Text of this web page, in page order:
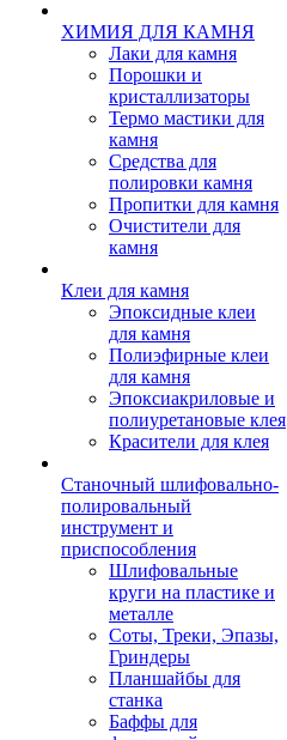
ХИМИЯ ДЛЯ КАМНЯ
Лаки для камня
Порошки и
кристаллизаторы
Термо мастики для
камня
Средства для
полировки камня
Пропитки для камня
Очистители для
камня
Клеи для камня
Эпоксидные клеи
для камня
Полиэфирные клеи
для камня
Эпоксиакриловые и
полиуретановые клея
Красители для клея
Станочный шлифовально-
полировальный
инструмент и
приспособления
Шлифовальные
круги на пластике и
металле
Соты, Треки, Эпазы,
Гриндеры
Планшайбы для
станка
Баффы для